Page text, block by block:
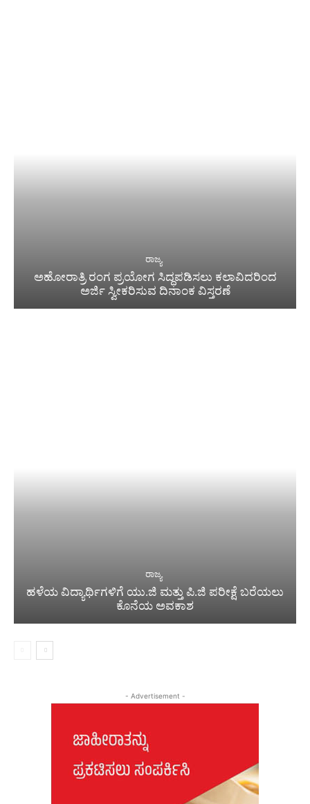
ರಾಜ್ಯ
ಅಹೋರಾತ್ರಿ ರಂಗ ಪ್ರಯೋಗ ಸಿದ್ಧಪಡಿಸಲು ಕಲಾವಿದರಿಂದ
ಅರ್ಜಿ ಸ್ವೀಕರಿಸುವ ದಿನಾಂಕ ವಿಸ್ತರಣೆ
ರಾಜ್ಯ
ಹಳೆಯ ವಿದ್ಯಾರ್ಥಿಗಳಿಗೆ ಯು.ಜಿ ಮತ್ತು ಪಿ.ಜಿ ಪರೀಕ್ಷೆ ಬರೆಯಲು
ಕೊನೆಯ ಅವಕಾಶ
- Advertisement -